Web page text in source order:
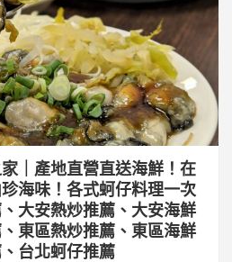
｜產地直營直送海鮮！在
海味！各式蚵仔料理一次
大安熱炒推薦、大安海鮮
東區熱炒推薦、東區海鮮
台北蚵仔推薦